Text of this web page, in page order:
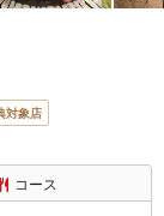
対象店
コース